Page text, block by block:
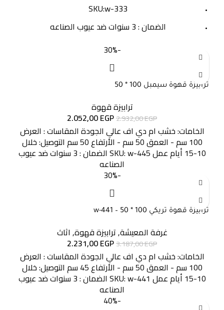
SKU:w-333
الضمان : 3 سنوات ضد عيوب الصناعه
-30%
ترابيزة قهوة سيمبل 100 * 50
ترابيزة قهوة
2.932,00EGP
2.052,00EGP
الخامات: خشب ام دي اف عالي الجودة المقاسات : العرض
100 سم - العمق 50 سم - الأرتفاع 50 سم التوصيل: خلال
10-15 أيام عمل SKU: w-445 الضمان : 3 سنوات ضد عيوب
الصناعه
-30%
ترابيزة قهوة تريكي 100 * 50 – w-441
غرفة المعيشة,ترابيزة قهوة, اثاث
3.187,00EGP
2.231,00EGP
الخامات: خشب ام دي اف عالي الجودة المقاسات : العرض
100 سم - العمق 50 سم - الأرتفاع 45 سم التوصيل: خلال
10-15 أيام عمل SKU: w-441 الضمان : 3 سنوات ضد عيوب
الصناعه
-40%